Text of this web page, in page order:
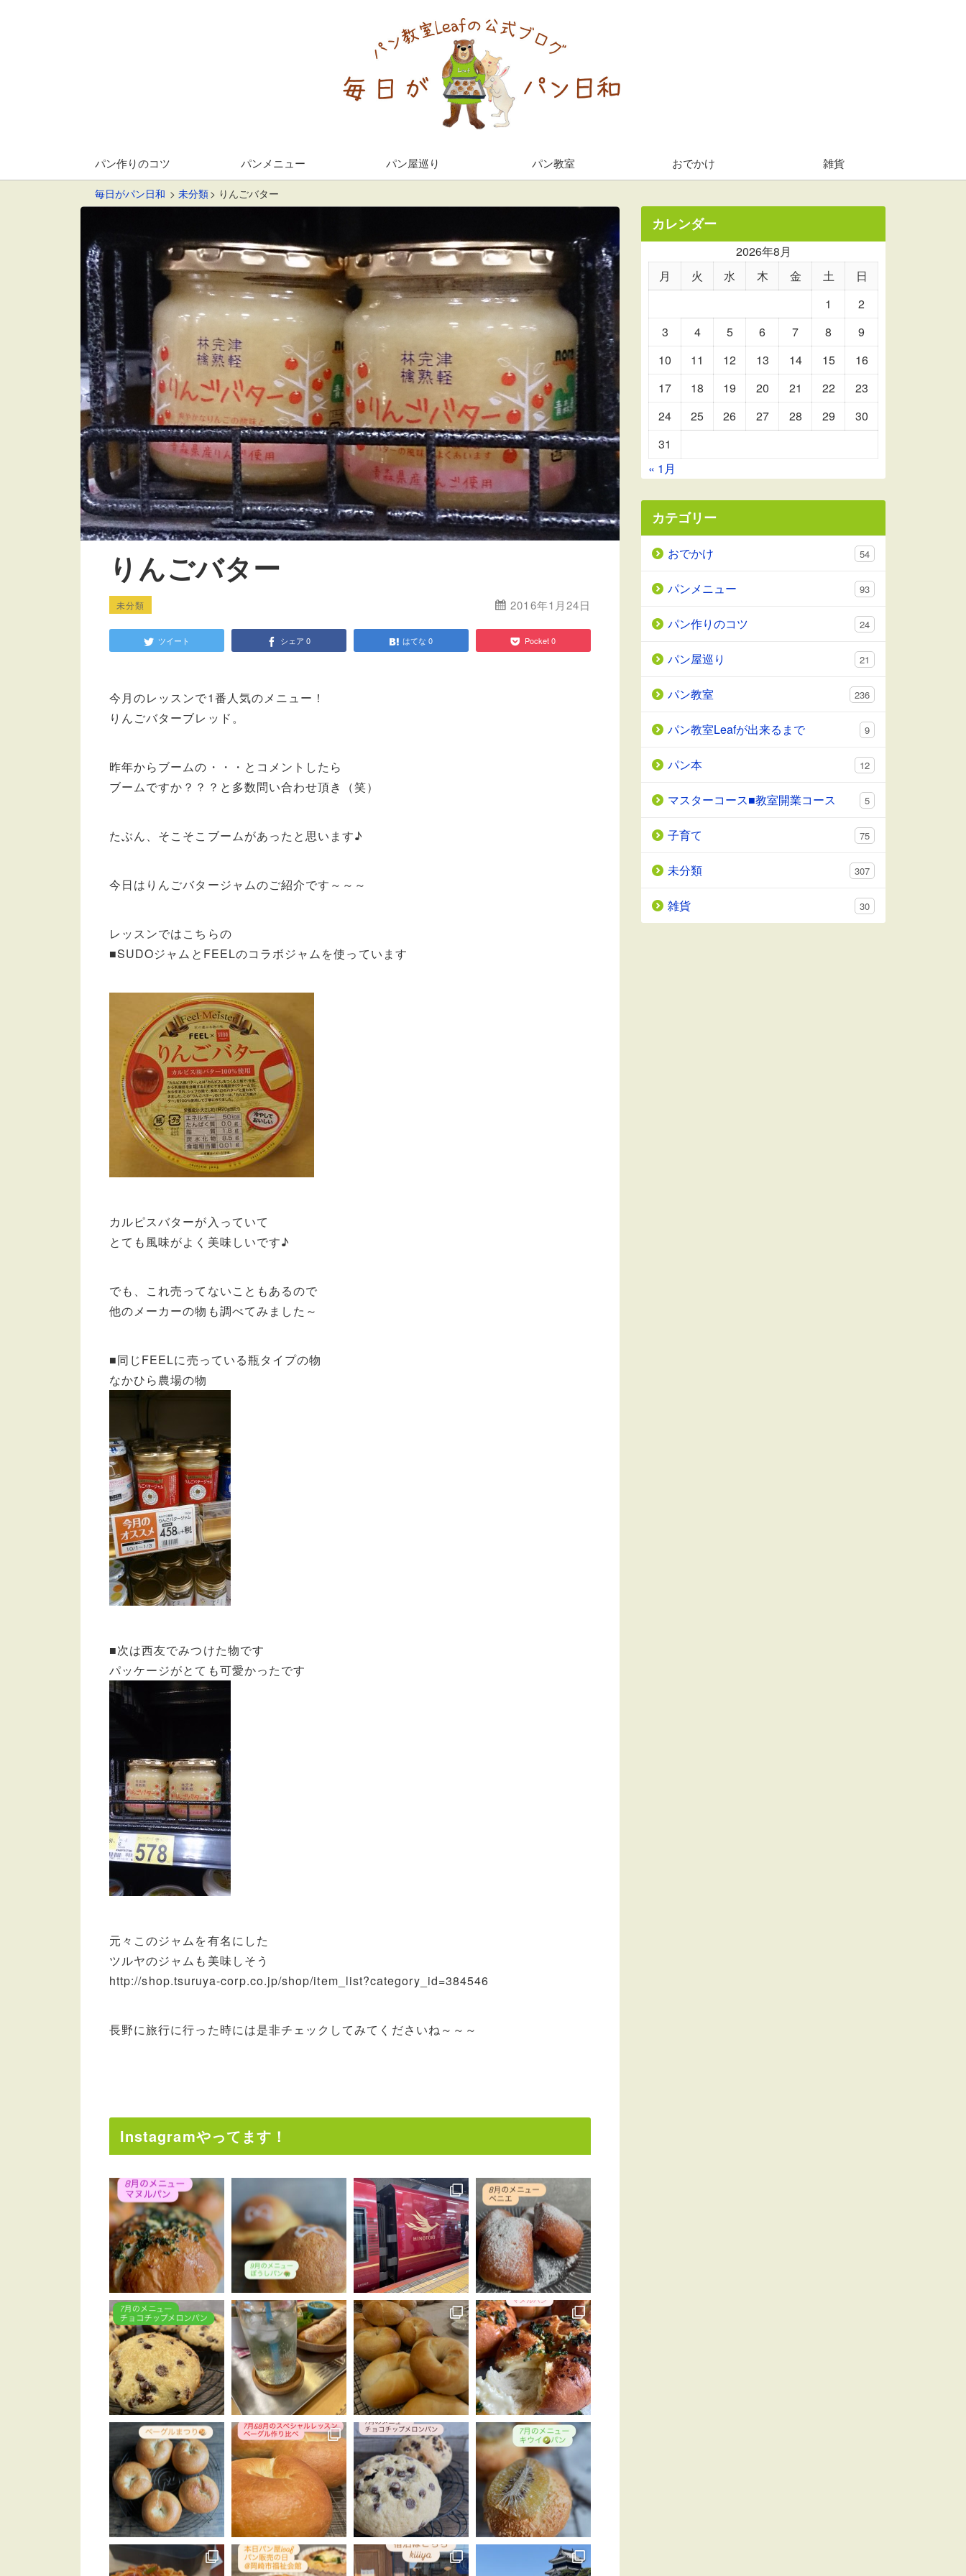
パン作りのコツ パンメニュー パン屋巡り パン教室 おでかけ 雑貨
毎日がパン日和 未分類 りんごバター
りんごバター
未分類 2016年1月24日
ツイート シェア 0 はてな 0 Pocket 0
今月のレッスンで1番人気のメニュー！
りんごバターブレッド。
昨年からブームの・・・とコメントしたら
ブームですか？？？と多数問い合わせ頂き（笑）
たぶん、そこそこブームがあったと思います♪
今日はりんごバタージャムのご紹介です～～～
レッスンではこちらの
■SUDOジャムとFEELのコラボジャムを使っています
カルピスバターが入っていて
とても風味がよく美味しいです♪
でも、これ売ってないこともあるので
他のメーカーの物も調べてみました～
■同じFEELに売っている瓶タイプの物
なかひら農場の物
■次は西友でみつけた物です
パッケージがとても可愛かったです
元々このジャムを有名にした
ツルヤのジャムも美味しそう
http://shop.tsuruya-corp.co.jp/shop/item_list?category_id=384546
長野に旅行に行った時には是非チェックしてみてくださいね～～～
Instagramやってます！
カレンダー
2026年8月
月
火 水 木 金 土
日
1
2
3
4 5 6 7 8
9
10
11 12 13 14 15
16
17
18 19 20 21 22
23
24
25 26 27 28 29
30
31
« 1月
カテゴリー
おでかけ 54
パンメニュー 93
パン作りのコツ 24
パン屋巡り 21
パン教室 236
パン教室Leafが出来るまで 9
パン本 12
マスターコース■教室開業コース 5
子育て 75
未分類 307
雑貨 30